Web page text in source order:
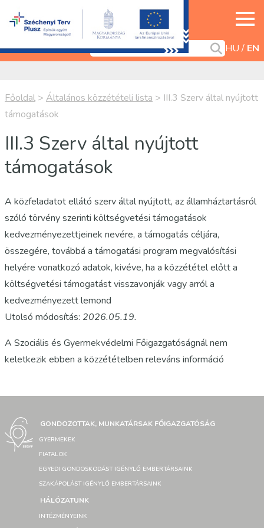
HU EN
Főoldal > Általános közzétételi lista > III.3 Szerv által nyújtott
támogatások
III.3 Szerv által nyújtott
támogatások
A közfeladatot ellátó szerv által nyújtott, az államháztartásról
szóló törvény szerinti költségvetési támogatások
kedvezményezettjeinek nevére, a támogatás céljára,
összegére, továbbá a támogatási program megvalósítási
helyére vonatkozó adatok, kivéve, ha a közzététel előtt a
költségvetési támogatást visszavonják vagy arról a
kedvezményezett lemond
Utolsó módosítás: 2026.05.19.
A Szociális és Gyermekvédelmi Főigazgatóságnál nem
keletkezik ebben a közzétételben releváns információ
GONDOZOTTAK, MUNKATÁRSAK FŐIGAZGATÓSÁG
GYERMEKEK
FIATALOK
EGYEDI GONDOSKODÁST IGÉNYLŐ EMBERTÁRSAINK
SZAKÁPOLÁST IGÉNYLŐ EMBERTÁRSAINK
HÁLÓZATUNK
INTÉZMÉNYEINK